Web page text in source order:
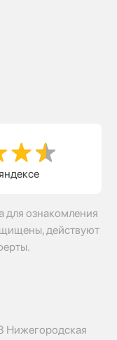
для ознакомления
действуют